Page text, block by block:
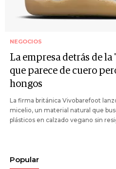
NEGOCIOS
La empresa detrás de
que parece de cuero
hongos
La firma británica Vivobarefoot
micelio, un material natural que
plásticos en calzado vegano sin
Popular